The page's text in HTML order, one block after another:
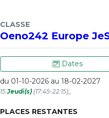
CLASSE
Oeno242 Europe
Dates
du 01-10-2026 au 18-02-2027
15Jeudi(s) (17:45-22:15)_
PLACES RESTANTES